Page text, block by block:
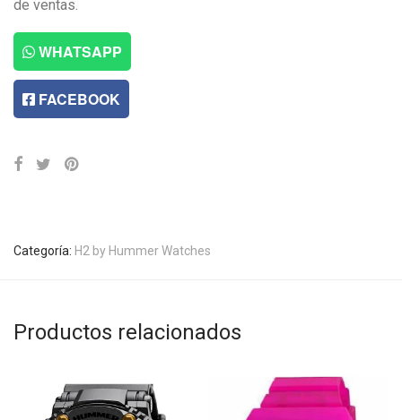
de ventas.
WHATSAPP
FACEBOOK
Categoría: H2 by Hummer Watches
Productos relacionados